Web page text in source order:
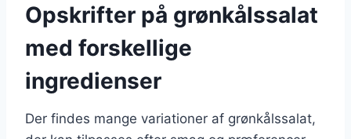
Opskrifter på grønkålssalat
med forskellige
ingredienser
Der findes mange variationer af grønkålssalat,